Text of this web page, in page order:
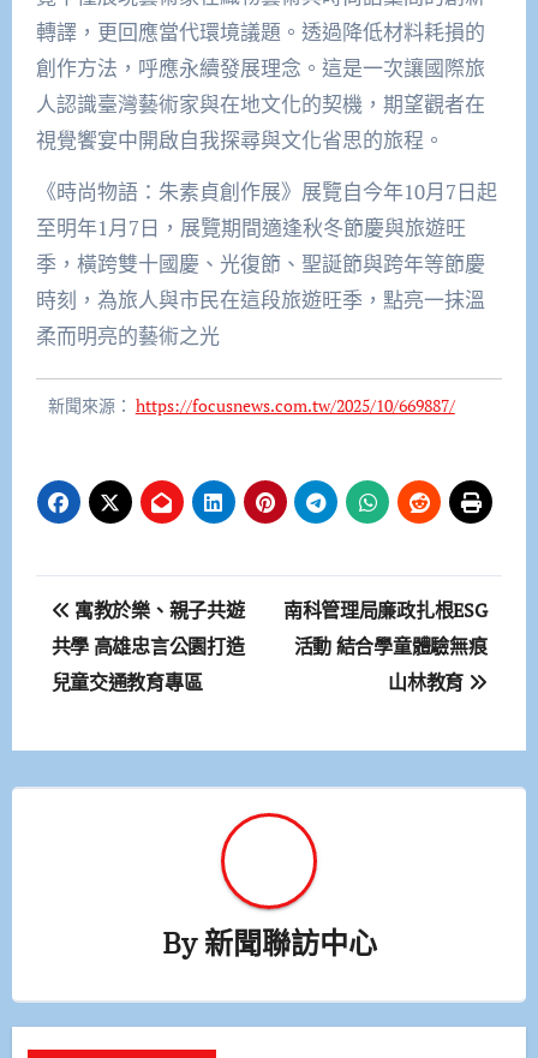
轉譯，更回應當代環境議題。透過降低材料耗損的
創作方法，呼應永續發展理念。這是一次讓國際旅
人認識臺灣藝術家與在地文化的契機，期望觀者在
視覺饗宴中開啟自我探尋與文化省思的旅程。
《時尚物語：朱素貞創作展》展覽自今年10月7日起
至明年1月7日，展覽期間適逢秋冬節慶與旅遊旺
季，橫跨雙十國慶、光復節、聖誕節與跨年等節慶
時刻，為旅人與市民在這段旅遊旺季，點亮一抹溫
柔而明亮的藝術之光
新聞來源： https://focusnews.com.tw/2025/10/669887/
文
章
導
覽
寓教於樂、親子共遊
共學 高雄忠言公園打造
兒童交通教育專區
南科管理局廉政扎根ESG
活動 結合學童體驗無痕
山林教育
By新聞聯訪中心